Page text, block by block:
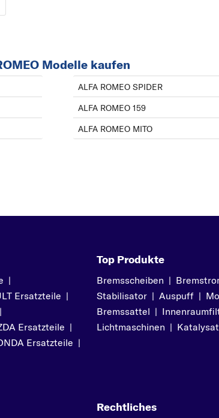
Modelle kaufen
ALFA ROMEO SPIDER
ALFA ROMEO 159
ALFA ROMEO MITO
|
Ersatzteile |
|
Ersatzteile |
Ersatzteile |
Top Produkte
Bremsscheiben |
Stabilisator | Auspuff |
Bremssattel |
Lichtmaschinen |
Rechtliches